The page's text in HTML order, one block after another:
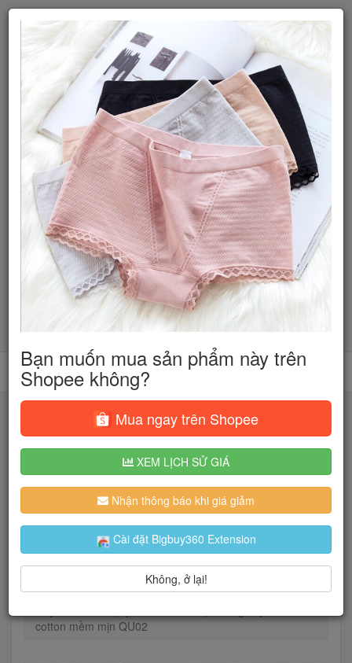
Tìm kiếm
Người dùng đang quan tâm đến 🔥...
Trang chủ Thời Trang Nữ
Đồ lót
cotton mềm mịn QU02
Bạn muốn mua sản phẩm này trên
Shopee không?
Mua ngay trên Shopee
XEM LỊCH SỬ GIÁ
Nhận thông báo khi giá giảm
Cài đặt Bigbuy360 Extension
Không, ở lại!